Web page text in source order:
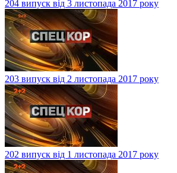
204 випуск від 3 листопада 2017 року
203 випуск від 2 листопада 2017 року
202 випуск від 1 листопада 2017 року